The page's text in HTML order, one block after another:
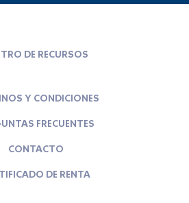
DE RECURSOS
Y CONDICIONES
FRECUENTES
CONTACTO
DE RENTA